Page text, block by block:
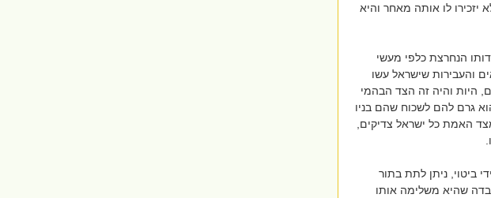
לו אותה מאחר והיא
הנחרצת כלפי מעשי
והעבירות שישראל עשו
היות והיה זה הצד הבהמי
גרם להם לשכוח שהם בניו
האמת כל ישראל צדיקים,
ביטוי, ניתן לתת בתור
שהיא משלימה אותו